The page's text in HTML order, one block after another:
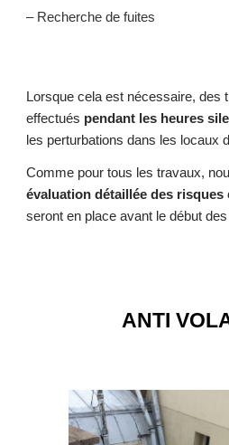
– Recherche de fuites
Lorsque cela est nécessaire, des
effectués pendant les heures
les perturbations dans les locaux
Comme pour tous les travaux,
évaluation détaillée des risques
seront en place avant le début
ANTI